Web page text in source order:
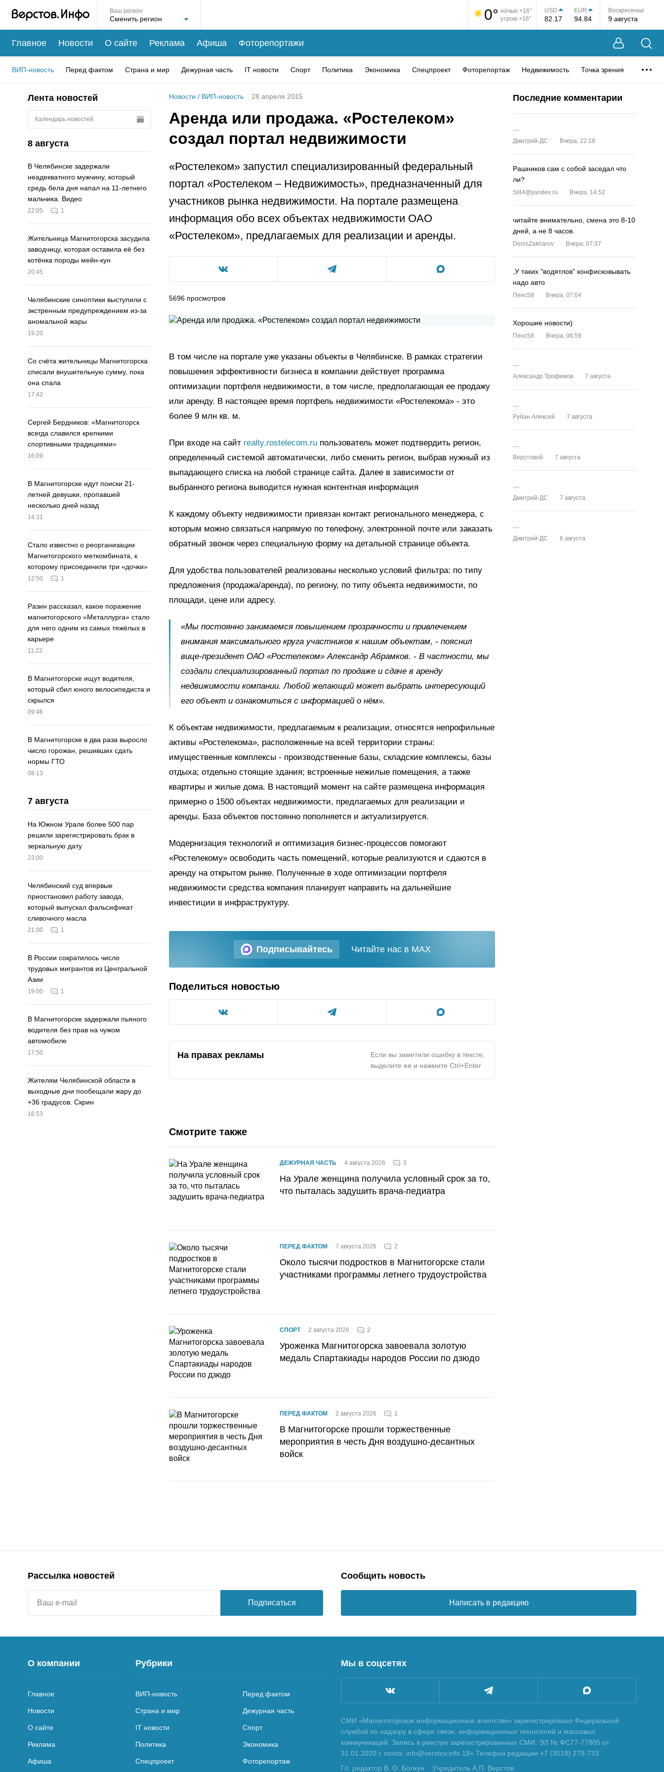
Ваш регион 0° ночью +16°
утром +16°
USD
82.17
EUR
94.84
Воскресенье
9 августа
Главное Новости О сайте Реклама Афиша Фоторепортажи
ВИП-новость Перед фактом Страна и мир Дежурная часть IT новости Спорт Политика Экономика Спецпроект Фоторепортаж Недвижимость Точка зрения
Лента новостей
Календарь новостей
8 августа
В Челябинске задержали
неадекватного мужчину, который
средь бела дня напал на 11-летнего
мальчика. Видео
22:05 1
Жительница Магнитогорска засудила
заводчицу, которая оставила её без
котёнка породы мейн-кун
20:45
Челябинские синоптики выступили с
экстренным предупреждением из-за
аномальной жары
19:20
Со счёта жительницы Магнитогорска
списали внушительную сумму, пока
она спала
17:42
Сергей Бердников: «Магнитогорск
всегда славился крепкими
спортивными традициями»
16:09
В Магнитогорске идут поиски 21-
летней девушки, пропавшей
несколько дней назад
14:31
Стало известно о реорганизации
Магнитогорского меткомбината, к
которому присоединили три «дочки»
12:50 1
Разин рассказал, какое поражение
магнитогорского «Металлурга» стало
для него одним из самых тяжёлых в
карьере
11:22
В Магнитогорске ищут водителя,
который сбил юного велосипедиста и
скрылся
09:46
В Магнитогорске в два раза выросло
число горожан, решивших сдать
нормы ГТО
08:13
7 августа
На Южном Урале более 500 пар
решили зарегистрировать брак в
зеркальную дату
23:00
Челябинский суд впервые
приостановил работу завода,
который выпускал фальсификат
сливочного масла
21:00 1
В России сократилось число
трудовых мигрантов из Центральной
Азии
19:00 1
В Магнитогорске задержали пьяного
водителя без прав на чужом
автомобиле
17:50
Жителям Челябинской области в
выходные дни пообещали жару до
+36 градусов. Скрин
16:53
Новости / ВИП-новость 28 апреля 2015
Аренда или продажа. «Ростелеком»
создал портал недвижимости
«Ростелеком» запустил специализированный федеральный
портал «Ростелеком – Недвижимость», предназначенный для
участников рынка недвижимости. На портале размещена
информация обо всех объектах недвижимости ОАО
«Ростелеком», предлагаемых для реализации и аренды.
5696 просмотров
В том числе на портале уже указаны объекты в Челябинске. В рамках стратегии
повышения эффективности бизнеса в компании действует программа
оптимизации портфеля недвижимости, в том числе, предполагающая ее продажу
или аренду. В настоящее время портфель недвижимости «Ростелекома» - это
более 9 млн кв. м.
При входе на сайт realty.rostelecom.ru пользователь может подтвердить регион,
определенный системой автоматически, либо сменить регион, выбрав нужный из
выпадающего списка на любой странице сайта. Далее в зависимости от
выбранного региона выводится нужная контентная информация
К каждому объекту недвижимости привязан контакт регионального менеджера, с
которым можно связаться напрямую по телефону, электронной почте или заказать
обратный звонок через специальную форму на детальной странице объекта.
Для удобства пользователей реализованы несколько условий фильтра: по типу
предложения (продажа/аренда), по региону, по типу объекта недвижимости, по
площади, цене или адресу.
«Мы постоянно занимаемся повышением прозрачности и привлечением
внимания максимального круга участников к нашим объектам, - пояснил
вице-президент ОАО «Ростелеком» Александр Абрамков. - В частности, мы
создали специализированный портал по продаже и сдаче в аренду
недвижимости компании. Любой желающий может выбрать интересующий
его объект и ознакомиться с информацией о нём».
К объектам недвижимости, предлагаемым к реализации, относятся непрофильные
активы «Ростелекома», расположенные на всей территории страны:
имущественные комплексы - производственные базы, складские комплексы, базы
отдыха; отдельно стоящие здания; встроенные нежилые помещения, а также
квартиры и жилые дома. В настоящий момент на сайте размещена информация
примерно о 1500 объектах недвижимости, предлагаемых для реализации и
аренды. База объектов постоянно пополняется и актуализируется.
Модернизация технологий и оптимизация бизнес-процессов помогают
«Ростелекому» освободить часть помещений, которые реализуются и сдаются в
аренду на открытом рынке. Полученные в ходе оптимизации портфеля
недвижимости средства компания планирует направить на дальнейшие
инвестиции в инфраструктуру.
Подписывайтесь Читайте нас в MAX
Поделиться новостью
На правах рекламы
Если вы заметили ошибку в тексте,
выделите ее и нажмите Ctrl+Enter
Смотрите также
ДЕЖУРНАЯ ЧАСТЬ 4 августа 2026 3
На Урале женщина получила условный срок за то,
что пыталась задушить врача-педиатра
ПЕРЕД ФАКТОМ 7 августа 2026 2
Около тысячи подростков в Магнитогорске стали
участниками программы летнего трудоустройства
СПОРТ 2 августа 2026 2
Уроженка Магнитогорска завоевала золотую
медаль Спартакиады народов России по дзюдо
ПЕРЕД ФАКТОМ 2 августа 2026 1
В Магнитогорске прошли торжественные
мероприятия в честь Дня воздушно-десантных
войск
Последние комментарии
Дмитрий-ДС Вчера, 22:18
Рашников сам с собой заседал что
ли?
St44@yandex.ru Вчера, 14:52
читайте внимательно, смена это 8-10
дней, а не 8 часов.
DenisZakharov Вчера, 07:37
,У таких "водятлов" конфисковывать
надо авто
Пенс58 Вчера, 07:04
Хорошие новости)
Пенс58 Вчера, 06:59
Александр Трофимов 7 августа
Рубан Алексей 7 августа
Верстовой 7 августа
Дмитрий-ДС 7 августа
Дмитрий-ДС 6 августа
Рассылка новостей
Подписаться
Сообщить новость
Написать в редакцию
О компании
Главное
Новости
О сайте
Реклама
Афиша
Рубрики
ВИП-новость Перед фактом
Страна и мир Дежурная часть
IT новости Спорт
Политика Экономика
Спецпроект Фоторепортаж
Мы в соцсетях
СМИ «Магнитогорское информационное агентство» зарегистрировано Федеральной
службой по надзору в сфере связи, информационных технологий и массовых
коммуникаций. Запись в реестре зарегистрированных СМИ: ЭЛ № ФС77-77805 от
31.01.2020 г. почта: info@verstov.info 18+ Телефон редакции +7 (3519) 279-733
Гл. редактор В. О. Болкун
Учредитель А.П. Верстов